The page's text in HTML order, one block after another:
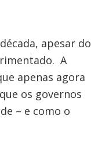
apesar do
A
apenas agora
os governos
– e como o